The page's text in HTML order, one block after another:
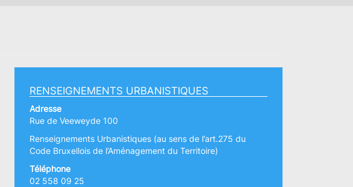
RENSEIGNEMENTS URBANISTIQUES
Adresse
Rue de Veeweyde 100
Renseignements Urbanistiques (au sens de l’art.275 du
Code Bruxellois de l’Aménagement du Territoire)
Téléphone
02 558 09 25